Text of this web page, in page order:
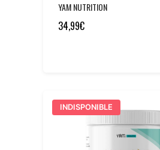
YAM NUTRITION
34,99€
INDISPONIBLE